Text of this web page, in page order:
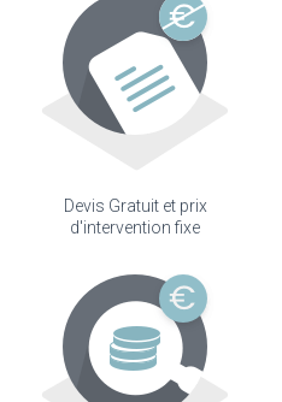
Devis Gratuit et prix
d'intervention fixe